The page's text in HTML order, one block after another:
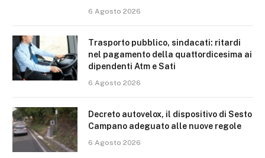
6 Agosto 2026
Trasporto pubblico, sindacati: ritardi
nel pagamento della quattordicesima ai
dipendenti Atm e Sati
6 Agosto 2026
Decreto autovelox, il dispositivo di Sesto
Campano adeguato alle nuove regole
6 Agosto 2026